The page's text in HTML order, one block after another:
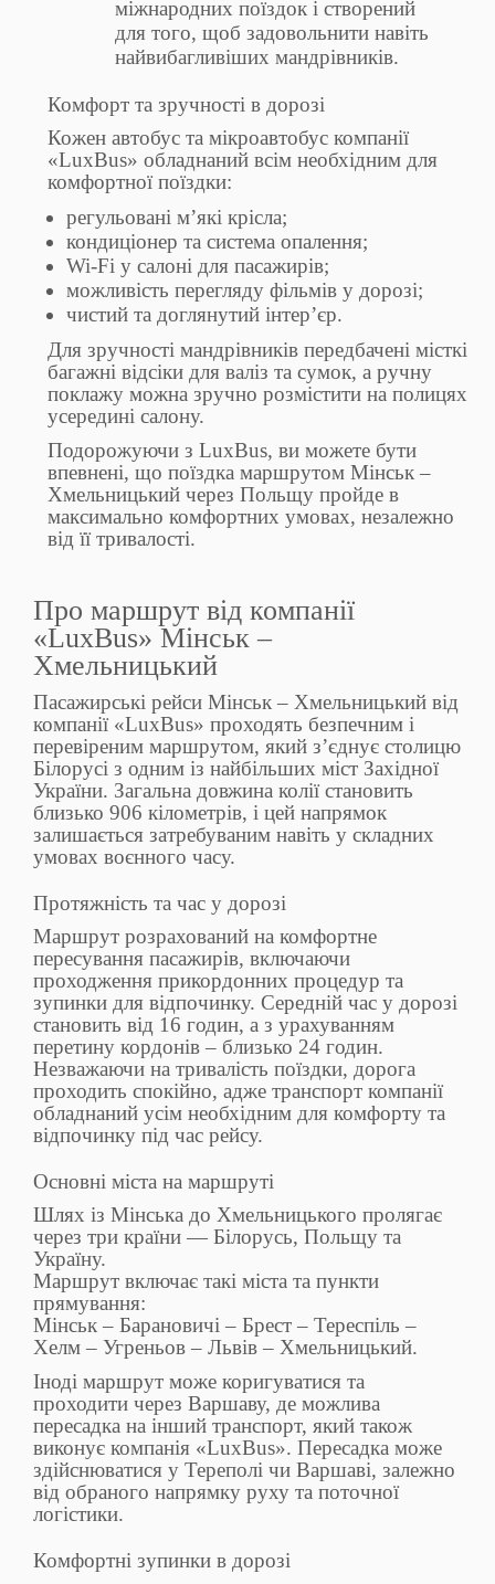
міжнародних поїздок і створений
для того, щоб задовольнити навіть
найвибагливіших мандрівників.
Комфорт та зручності в дорозі
Кожен автобус та мікроавтобус компанії
«LuxBus» обладнаний всім необхідним для
комфортної поїздки:
регульовані м’які крісла;
кондиціонер та система опалення;
Wi-Fi у салоні для пасажирів;
можливість перегляду фільмів у дорозі;
чистий та доглянутий інтер’єр.
Для зручності мандрівників передбачені місткі
багажні відсіки для валіз та сумок, а ручну
поклажу можна зручно розмістити на полицях
усередині салону.
Подорожуючи з LuxBus, ви можете бути
впевнені, що поїздка маршрутом Мінськ –
Хмельницький через Польщу пройде в
максимально комфортних умовах, незалежно
від її тривалості.
Про маршрут від компанії
«LuxBus» Мінськ –
Хмельницький
Пасажирські рейси Мінськ – Хмельницький від
компанії «LuxBus» проходять безпечним і
перевіреним маршрутом, який з’єднує столицю
Білорусі з одним із найбільших міст Західної
України. Загальна довжина колії становить
близько 906 кілометрів, і цей напрямок
залишається затребуваним навіть у складних
умовах воєнного часу.
Протяжність та час у дорозі
Маршрут розрахований на комфортне
пересування пасажирів, включаючи
проходження прикордонних процедур та
зупинки для відпочинку. Середній час у дорозі
становить від 16 годин, а з урахуванням
перетину кордонів – близько 24 годин.
Незважаючи на тривалість поїздки, дорога
проходить спокійно, адже транспорт компанії
обладнаний усім необхідним для комфорту та
відпочинку під час рейсу.
Основні міста на маршруті
Шлях із Мінська до Хмельницького пролягає
через три країни — Білорусь, Польщу та
Україну.
Маршрут включає такі міста та пункти
прямування:
Мінськ – Барановичі – Брест – Тереспіль –
Хелм – Угреньов – Львів – Хмельницький.
Іноді маршрут може коригуватися та
проходити через Варшаву, де можлива
пересадка на інший транспорт, який також
виконує компанія «LuxBus». Пересадка може
здійснюватися у Тереполі чи Варшаві, залежно
від обраного напрямку руху та поточної
логістики.
Комфортні зупинки в дорозі